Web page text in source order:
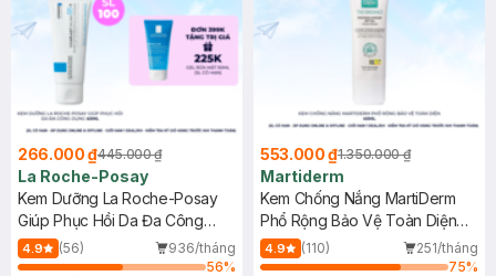
266.000 ₫445.000 ₫
La Roche-Posay
Kem Dưỡng La Roche-Posay
Giúp Phục Hồi Da Đa Công
Dụng 40ml
4.9 (56)
936/tháng
56%
553.000 ₫1.350.000 ₫
Martiderm
Kem Chống Nắng MartiDerm
Phổ Rộng Bảo Vệ Toàn Diện
40ml
4.9 (110)
251/tháng
75%